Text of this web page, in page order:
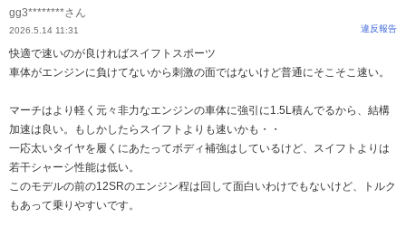
gg3********さん
2026.5.14 11:31 違反報告
快適で速いのが良ければスイフトスポーツ
車体がエンジンに負けてないから刺激の面ではないけど普通にそこそこ速い。
マーチはより軽く元々非力なエンジンの車体に強引に1.5L積んでるから、結構
加速は良い。もしかしたらスイフトよりも速いかも・・
一応太いタイヤを履くにあたってボディ補強はしているけど、スイフトよりは
若干シャーシ性能は低い。
このモデルの前の12SRのエンジン程は回して面白いわけでもないけど、トルク
もあって乗りやすいです。